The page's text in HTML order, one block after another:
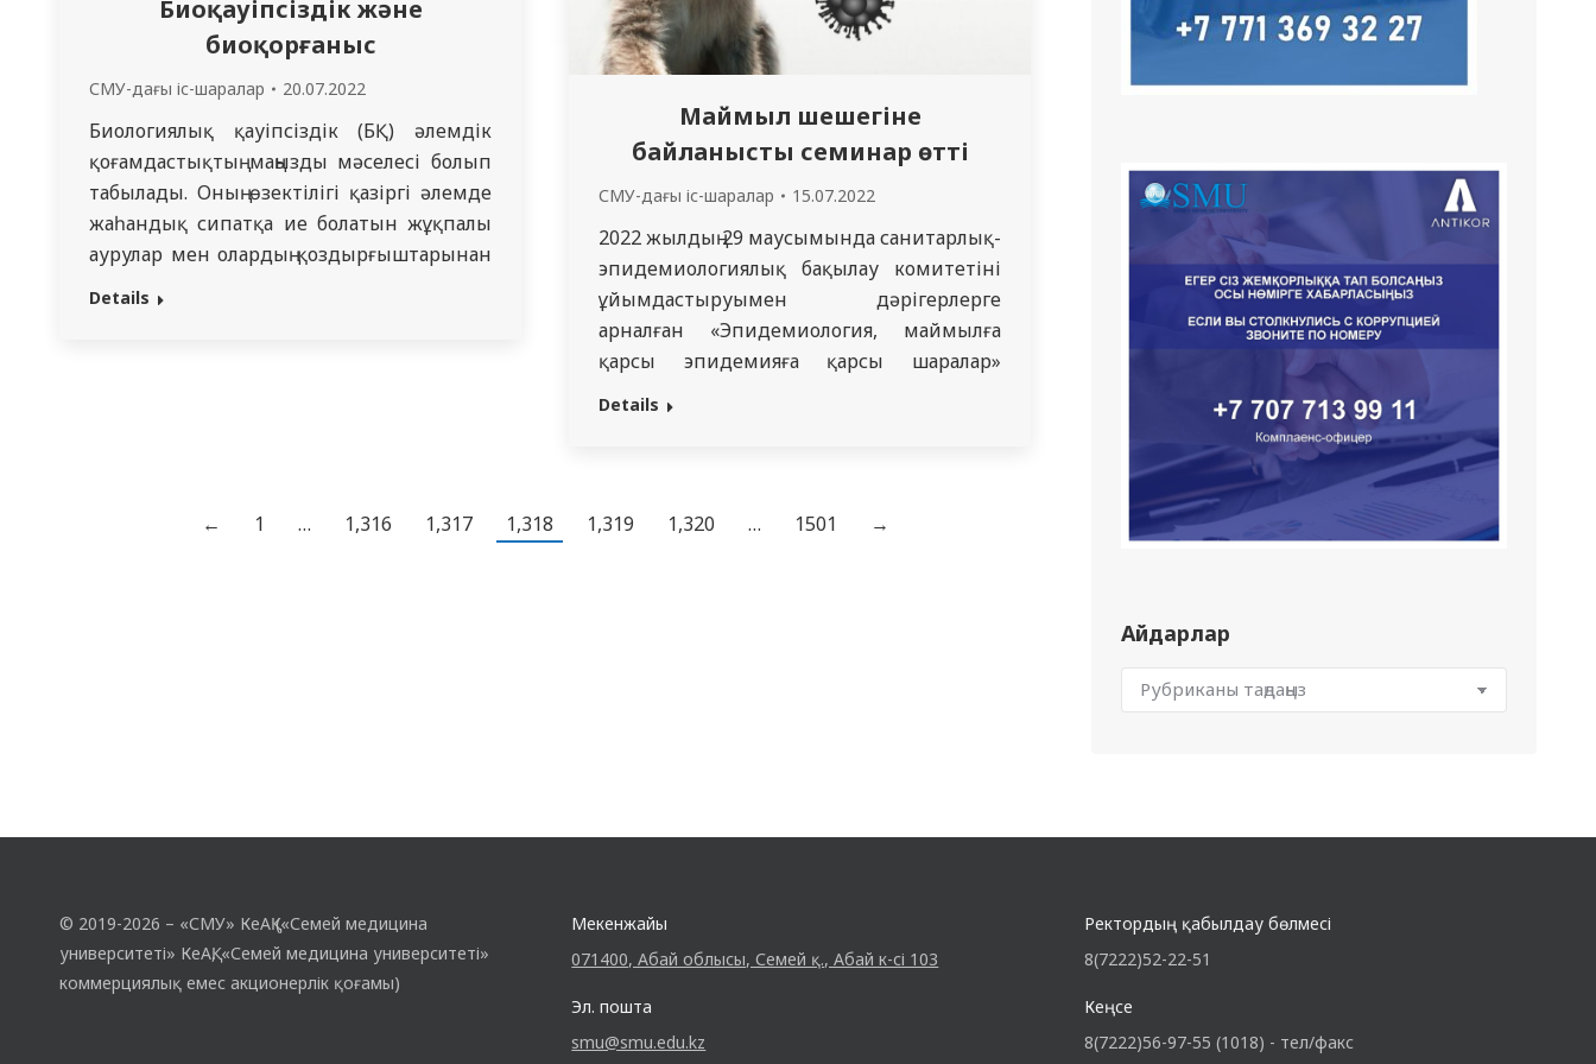
Биоқауіпсіздік және
биоқорғаныс
СМУ-дағы іс-шаралар 20.07.2022
Биологиялық қауіпсіздік (БҚ) әлемдік
қоғамдастықтың маңызды мәселесі болып
табылады. Оның өзектілігі қазіргі әлемде
жаһандық сипатқа ие болатын жұқпалы
аурулар мен олардың қоздырғыштарынан
болатын қауіптермен анықталады. Соңғы
эволюциясының қазіргі кезеңі оның…
Details
Маймыл шешегіне
байланысты семинар өтті
СМУ-дағы іс-шаралар 15.07.2022
2022 жылдың 29 маусымында санитарлық-
эпидемиологиялық бақылау комитетінің
ұйымдастыруымен дәрігерлерге
арналған «Эпидемиология, маймылға
қарсы эпидемияға қарсы шаралар»
тақырыбында онлайн оқыту семинары
Нуралинова Г.И. дәріс оқыды. Семинар
Details
← 1 … 1,316 1,317 1,318 1,319 1,320 … 1501 →
Айдарлар
© 2019-2026 – «СМУ» КеАҚ («Семей медицина
университеті» КеАҚ, «Семей медицина университеті»
коммерциялық емес акционерлік қоғамы)
Мекенжайы
071400, Абай облысы, Семей қ., Абай к-сі 103
Эл. пошта
smu@smu.edu.kz
Ректордың қабылдау бөлмесі
8(7222)52-22-51
Кеңсе
8(7222)56-97-55 (1018) - тел/факс